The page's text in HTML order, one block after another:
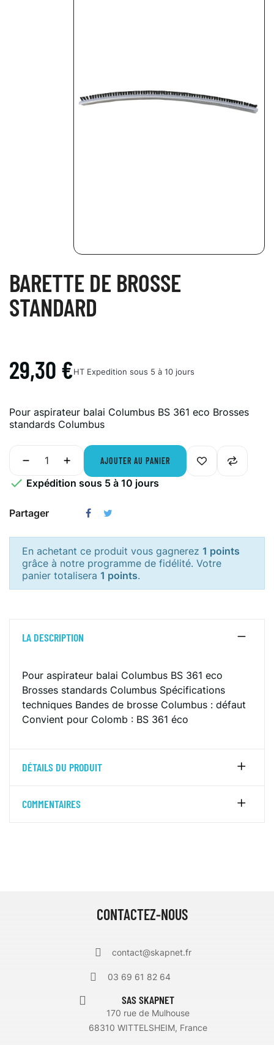
BARETTE DE BROSSE
STANDARD
29,30 €HT Expedition sous 5 à 10 jours
Pour aspirateur balai Columbus BS 361 eco Brosses
standards Columbus
AJOUTER AU PANIER
 Expédition sous 5 à 10 jours
Partager
En achetant ce produit vous gagnerez 1 points
grâce à notre programme de fidélité. Votre
panier totalisera 1 points.
LA DESCRIPTION
Pour aspirateur balai Columbus BS 361 eco
Brosses standards Columbus Spécifications
techniques Bandes de brosse Columbus : défaut
Convient pour Colomb : BS 361 éco
DÉTAILS DU PRODUIT
COMMENTAIRES
CONTACTEZ-NOUS
contact@skapnet.fr
03 69 61 82 64
SAS SKAPNET
170 rue de Mulhouse
68310 WITTELSHEIM, France